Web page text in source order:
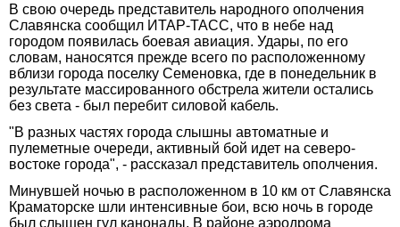
В свою очередь представитель народного ополчения
Славянска сообщил ИТАР-ТАСС, что в небе над
городом появилась боевая авиация. Удары, по его
словам, наносятся прежде всего по расположенному
вблизи города поселку Семеновка, где в понедельник в
результате массированного обстрела жители остались
без света - был перебит силовой кабель.
"В разных частях города слышны автоматные и
пулеметные очереди, активный бой идет на северо-
востоке города", - рассказал представитель ополчения.
Минувшей ночью в расположенном в 10 км от Славянска
Краматорске шли интенсивные бои, всю ночь в городе
был слышен гул канонады. В районе аэродрома